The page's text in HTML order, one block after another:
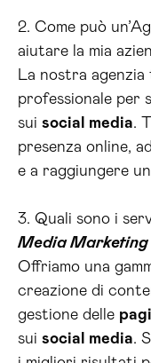
2. Come può
aiutare la mia
La nostra
professionale per
sui social media.
presenza online,
e a raggiungere
3. Quali sono i
Media Marketing
Offriamo una
creazione di
gestione delle
sui social media.